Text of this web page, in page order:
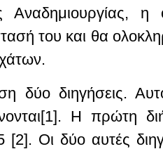
η
του και θα
δύο διηγήσεις.
Η πρώτη
Οι δύο αυτές